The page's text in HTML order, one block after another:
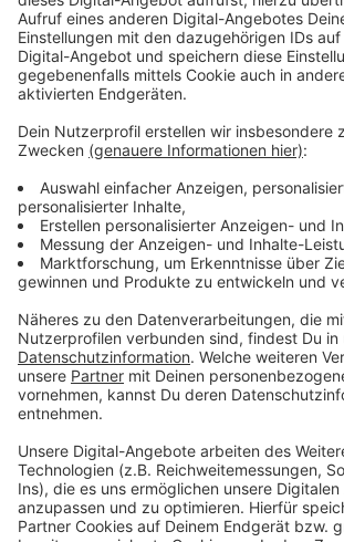
sind beide schwer verletzt worden, der
schwebte zwischenzeitlich in
Sicherung der Spuren und die
mehrere Stunden gedauert. Erst heute
sieben konnten die Münchener Straße
wieder freigegeben werden. Die
zur Unfallursache - es bestehe der
28-jährige Fahrer unter Drogen
Anzeige
Weitere Infos und Links zum
Anzeige
Das meldet die Feuerwehr
Sperrungen auf der A46